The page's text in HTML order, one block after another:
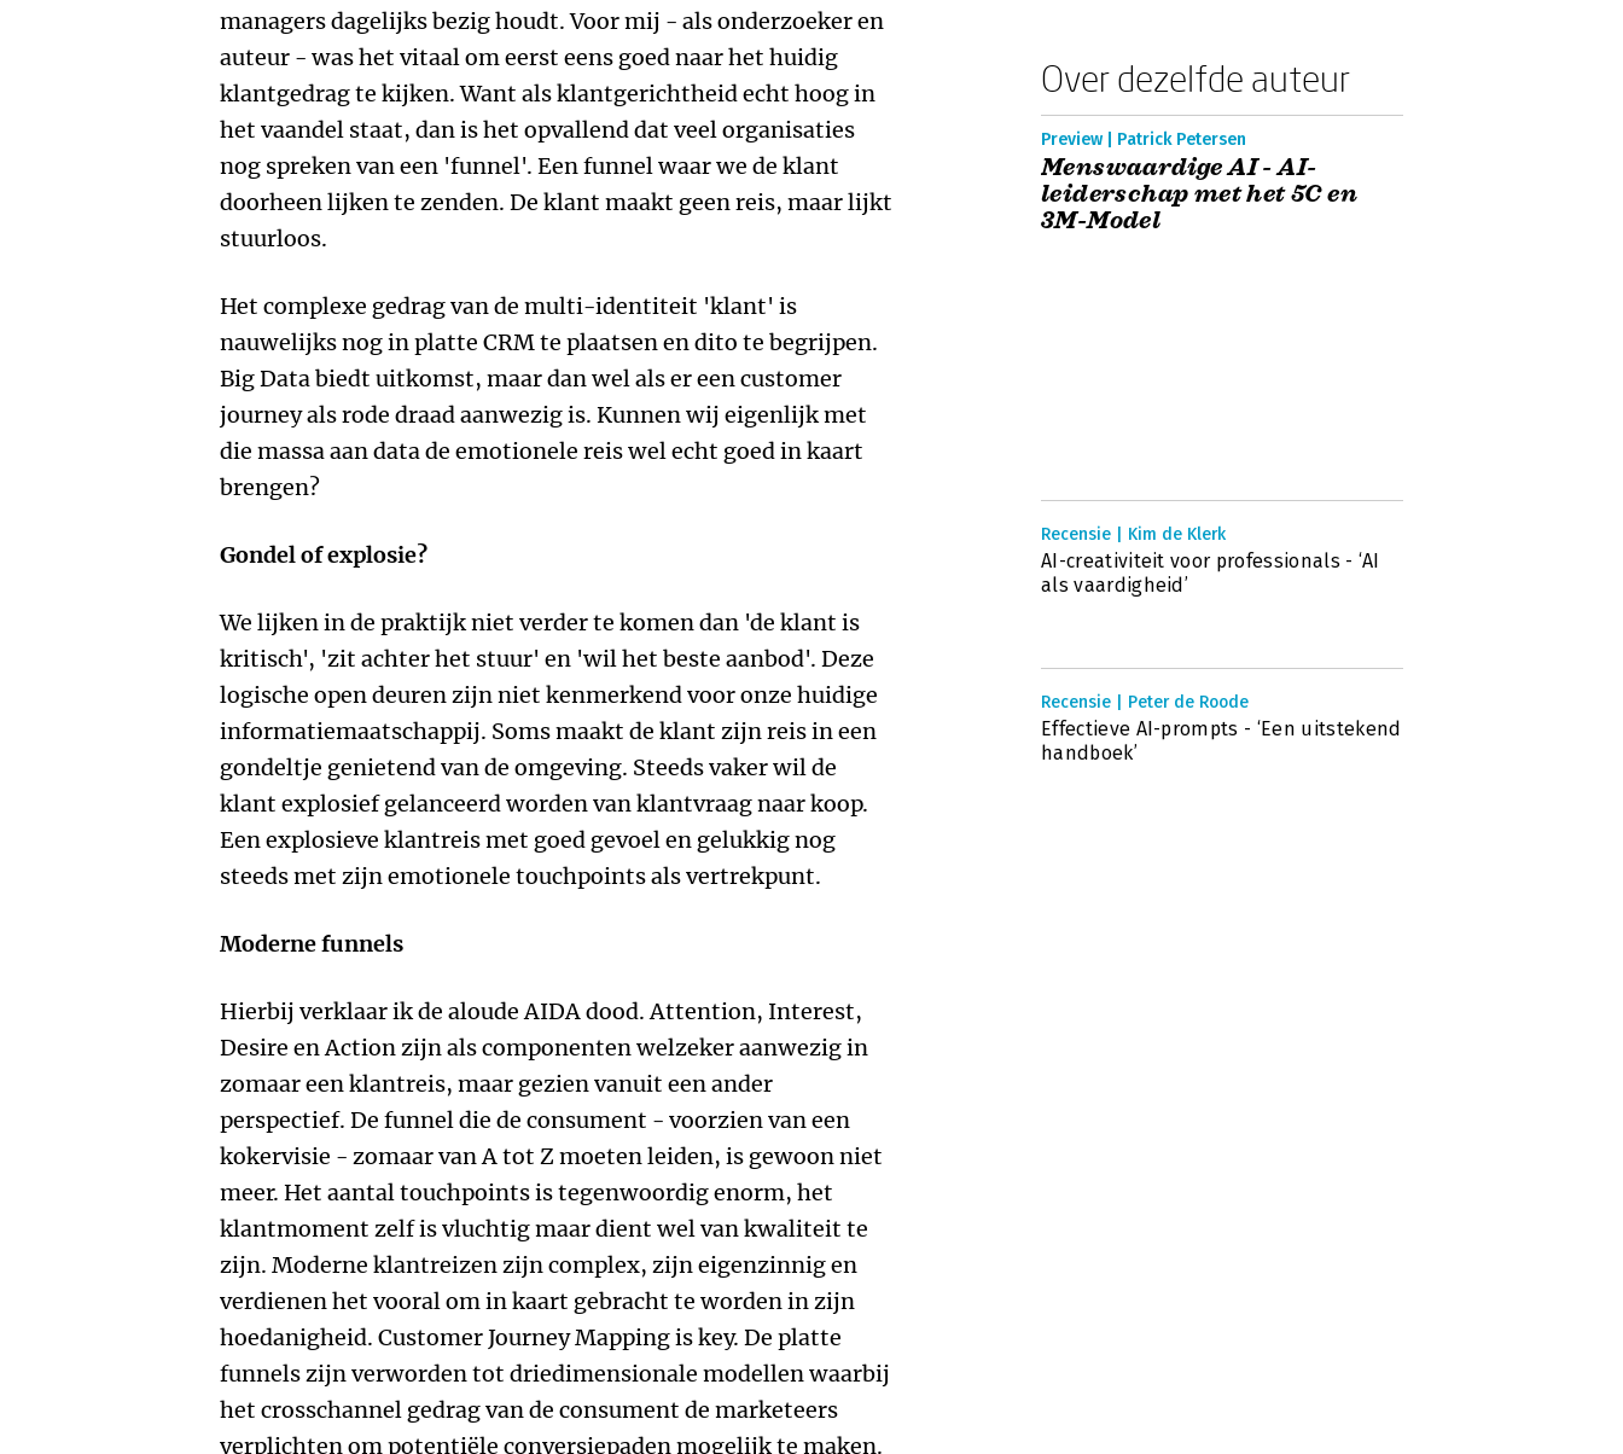
managers dagelijks bezig houdt. Voor mij - als onderzoeker en
auteur - was het vitaal om eerst eens goed naar het huidig
klantgedrag te kijken. Want als klantgerichtheid echt hoog in
het vaandel staat, dan is het opvallend dat veel organisaties
nog spreken van een 'funnel'. Een funnel waar we de klant
doorheen lijken te zenden. De klant maakt geen reis, maar lijkt
stuurloos.
Het complexe gedrag van de multi-identiteit 'klant' is
nauwelijks nog in platte CRM te plaatsen en dito te begrijpen.
Big Data biedt uitkomst, maar dan wel als er een customer
journey als rode draad aanwezig is. Kunnen wij eigenlijk met
die massa aan data de emotionele reis wel echt goed in kaart
brengen?
Gondel of explosie?
We lijken in de praktijk niet verder te komen dan 'de klant is
kritisch', 'zit achter het stuur' en 'wil het beste aanbod'. Deze
logische open deuren zijn niet kenmerkend voor onze huidige
informatiemaatschappij. Soms maakt de klant zijn reis in een
gondeltje genietend van de omgeving. Steeds vaker wil de
klant explosief gelanceerd worden van klantvraag naar koop.
Een explosieve klantreis met goed gevoel en gelukkig nog
steeds met zijn emotionele touchpoints als vertrekpunt.
Moderne funnels
Hierbij verklaar ik de aloude AIDA dood. Attention, Interest,
Desire en Action zijn als componenten welzeker aanwezig in
zomaar een klantreis, maar gezien vanuit een ander
perspectief. De funnel die de consument - voorzien van een
kokervisie - zomaar van A tot Z moeten leiden, is gewoon niet
meer. Het aantal touchpoints is tegenwoordig enorm, het
klantmoment zelf is vluchtig maar dient wel van kwaliteit te
zijn. Moderne klantreizen zijn complex, zijn eigenzinnig en
verdienen het vooral om in kaart gebracht te worden in zijn
hoedanigheid. Customer Journey Mapping is key. De platte
funnels zijn verworden tot driedimensionale modellen waarbij
het crosschannel gedrag van de consument de marketeers
verplichten om potentiële conversiepaden mogelijk te maken.
Over dezelfde auteur
Preview | Patrick Petersen
Menswaardige AI - AI-
leiderschap met het 5C en
3M-Model
Recensie | Kim de Klerk
AI-creativiteit voor professionals - ‘AI
als vaardigheid’
Recensie | Peter de Roode
Effectieve AI-prompts - ‘Een uitstekend
handboek’